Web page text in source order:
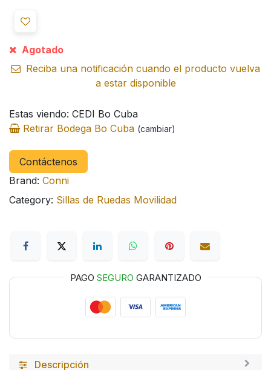
Agotado
Reciba una notificación cuando el producto vuelva
a estar disponible
Estas viendo: CEDI Bo Cuba
Retirar Bodega Bo Cuba (cambiar)
Contáctenos
Brand: Conni
Category: Sillas de Ruedas Movilidad
PAGO SEGURO GARANTIZADO
Descripción